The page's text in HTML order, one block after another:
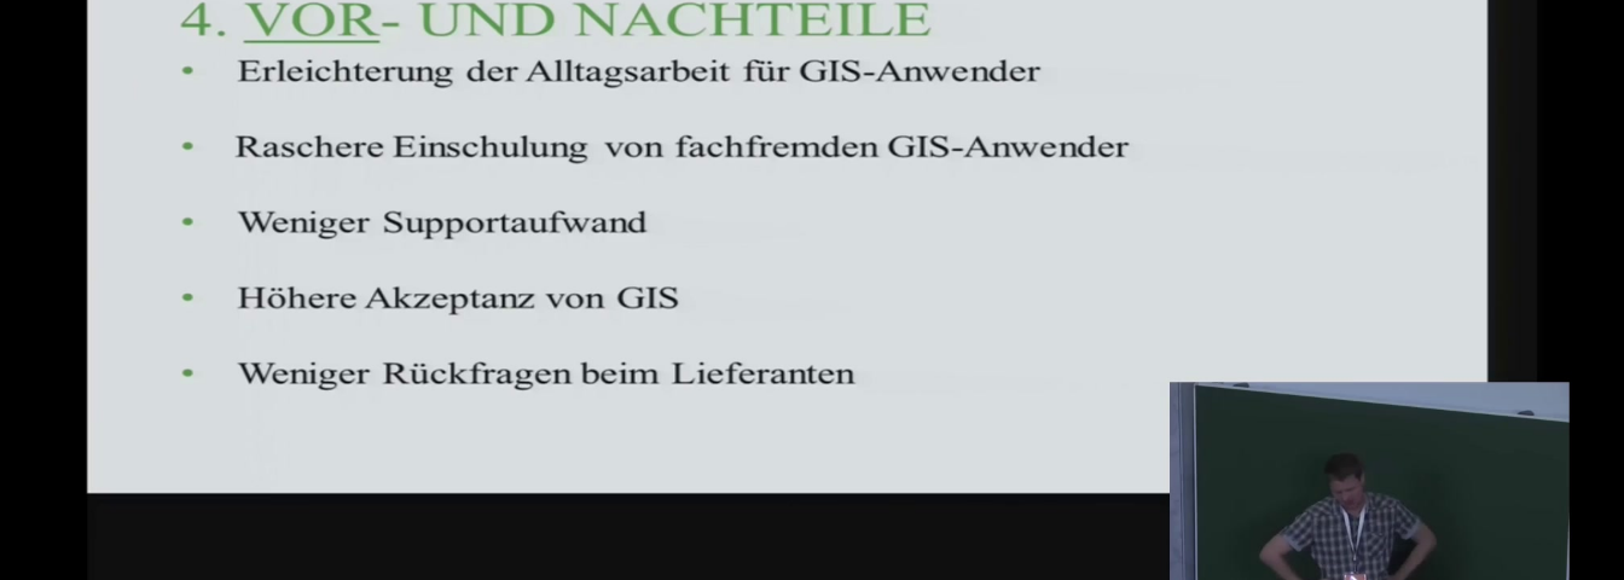
deu 1080p (mp4)
deu 1080p (webm;codecs=av01)
deu 576p (mp4)